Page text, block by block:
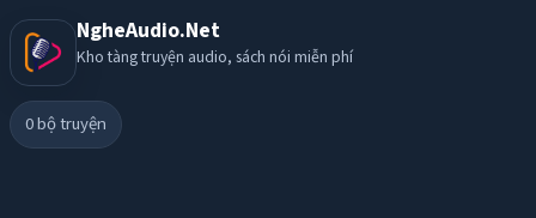
NgheAudio.Net
Kho tàng truyện audio, sách nói miễn phí
0bộ truyện